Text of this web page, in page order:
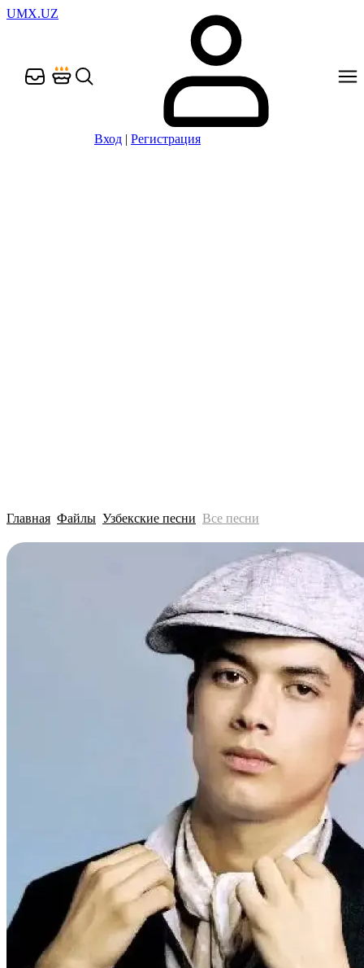
UMX.UZ
Вход | Регистрация
Главная Файлы Узбекские песни Все песни